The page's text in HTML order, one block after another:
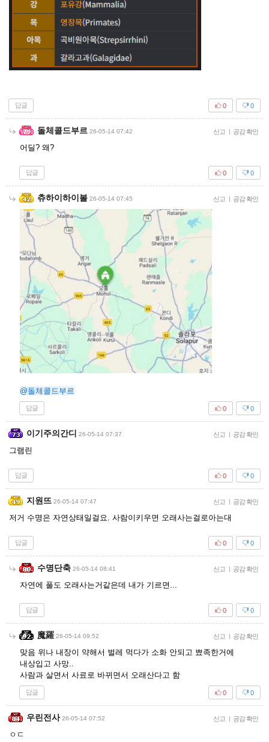
답글 0
0
돌체콜드부르 26-05-14 07:42 신고 | 공감 확인
어딜? 왜?
답글 0
0
츄하이하이볼 26-05-14 07:45 신고 | 공감 확인
@돌체콜드부르
답글 0
0
이기주의간디 26-05-14 07:37 신고 | 공감 확인
그램린
답글 0
0
지원뜨 26-05-14 07:47 신고 | 공감 확인
저거 수명은 자연상태일걸요. 사람이키우면 오래사는걸로아는대
답글 0
0
수명단축 26-05-14 08:41 신고 | 공감 확인
자연에 풀도 오래사는거같은데 내가 기르면...
답글 0
0
魔羅 26-05-14 09:52 신고 | 공감 확인
맞음 위나 내장이 약해서 벌레 먹다가 소화 안되고 뾰족한거에
내상입고 사망..
사람과 살면서 사료로 바뀌면서 오래산다고 함
답글 0
0
우린전사 26-05-14 07:52 신고 | 공감 확인
ㅇㄷ